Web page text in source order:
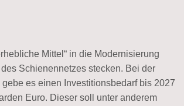
Mittel“ in die Modernisierung
Schienennetzes stecken. Bei der
es einen Investitionsbedarf bis 2027
Euro. Dieser soll unter anderem